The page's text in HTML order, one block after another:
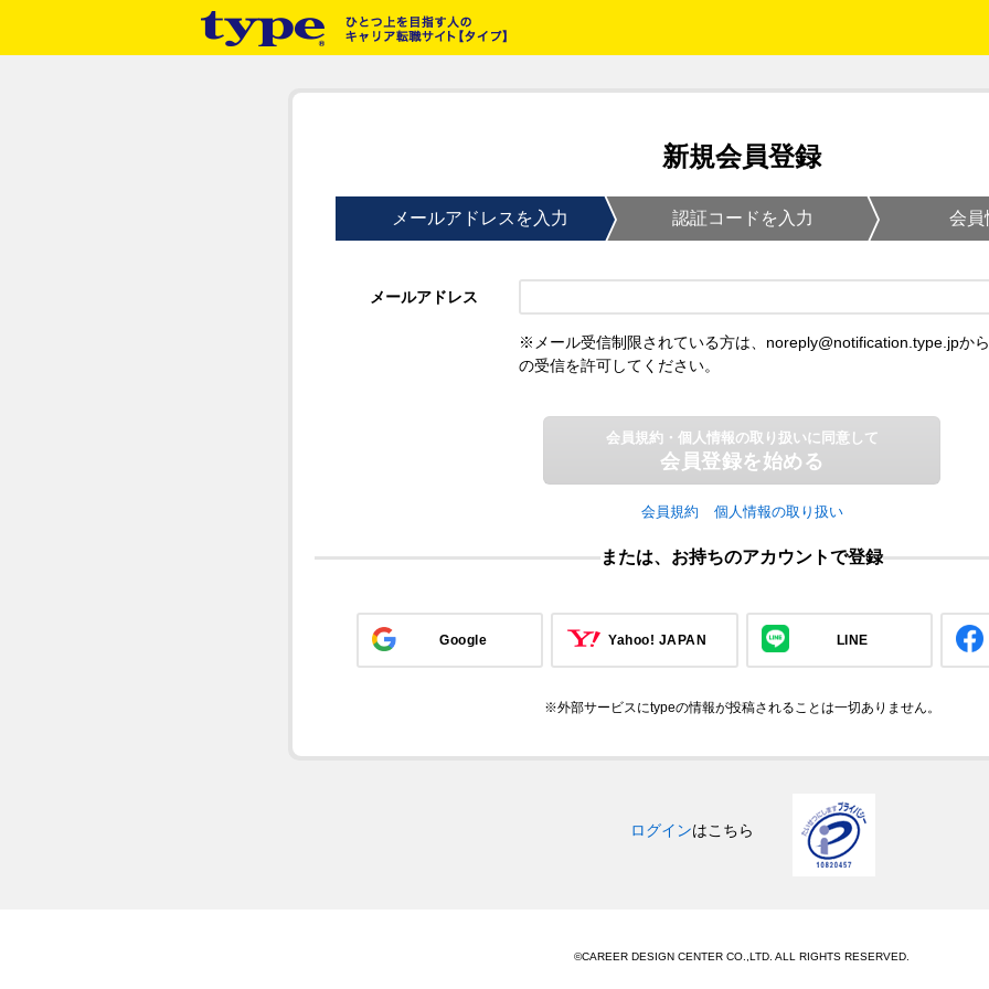
新規会員登録
メールアドレスを入力 認証コードを入力 会員
メールアドレス
※メール受信制限されている方は、noreply@notification.type.jpから
の受信を許可してください。
会員規約・個人情報の取り扱いに同意して
会員登録を始める
会員規約 個人情報の取り扱い
または、お持ちのアカウントで登録
Google Yahoo! JAPAN LINE
※外部サービスにtypeの情報が投稿されることは一切ありません。
ログインはこちら
©CAREER DESIGN CENTER CO.,LTD. ALL RIGHTS RESERVED.